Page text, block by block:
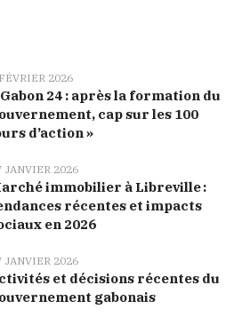
2026
24 : après la formation du
cap sur les 100
d’action »
JANVIER 2026
immobilier à Libreville :
récentes et impacts
en 2026
JANVIER 2026
et décisions récentes du
gabonais